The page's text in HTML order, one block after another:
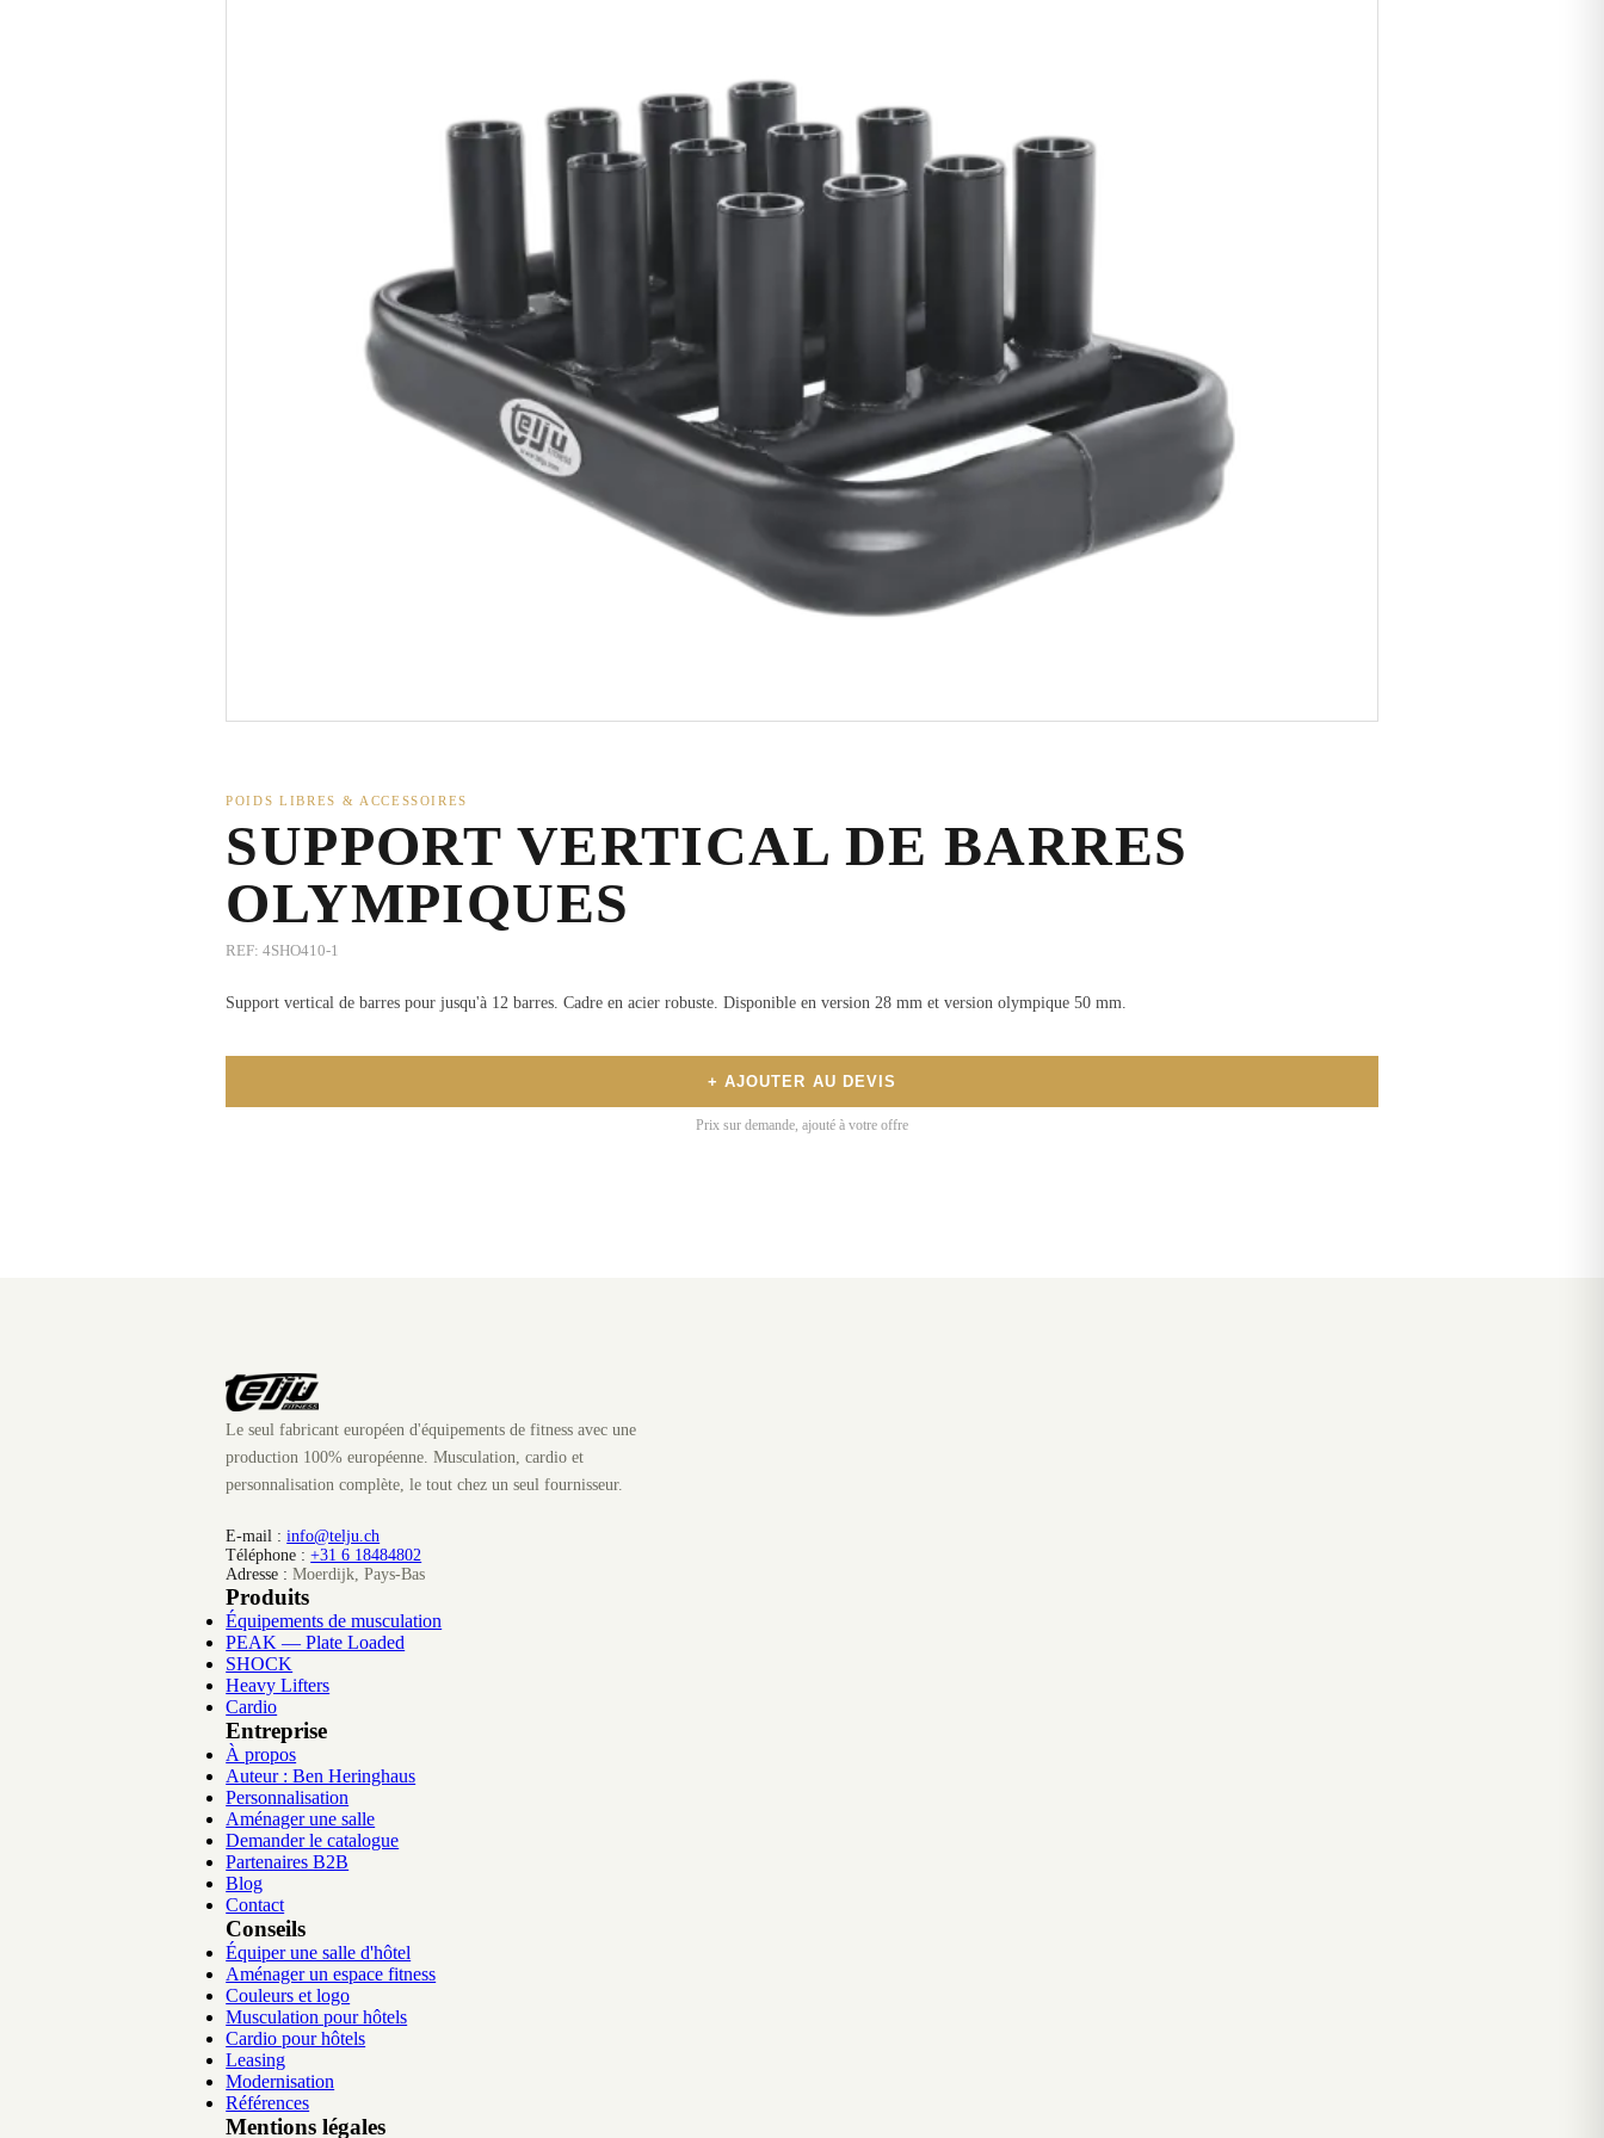
POIDS LIBRES & ACCESSOIRES
SUPPORT VERTICAL DE BARRES
OLYMPIQUES
REF:4SHO410-1
Support vertical de barres pour jusqu'à 12 barres. Cadre en acier robuste. Disponible en version 28 mm et version olympique 50 mm.
+ AJOUTER AU DEVIS
Prix sur demande, ajouté à votre offre
Le seul fabricant européen d'équipements de fitness avec une
production 100% européenne. Musculation, cardio et
personnalisation complète, le tout chez un seul fournisseur.
E-mail : info@telju.ch
Téléphone : +31 6 18484802
Adresse : Moerdijk, Pays-Bas
Produits
Équipements de musculation
PEAK — Plate Loaded
SHOCK
Heavy Lifters
Cardio
Entreprise
À propos
Auteur : Ben Heringhaus
Personnalisation
Aménager une salle
Demander le catalogue
Partenaires B2B
Blog
Contact
Conseils
Équiper une salle d'hôtel
Aménager un espace fitness
Couleurs et logo
Musculation pour hôtels
Cardio pour hôtels
Leasing
Modernisation
Références
Mentions légales